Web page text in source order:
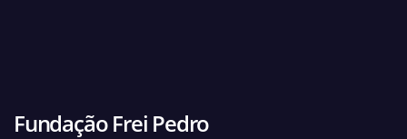
Fundação Frei Pedro